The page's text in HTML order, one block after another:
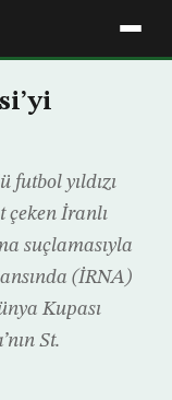
yıldızı
çeken İranlı
suçlamasıyla
(İRNA)
Kupası
St.